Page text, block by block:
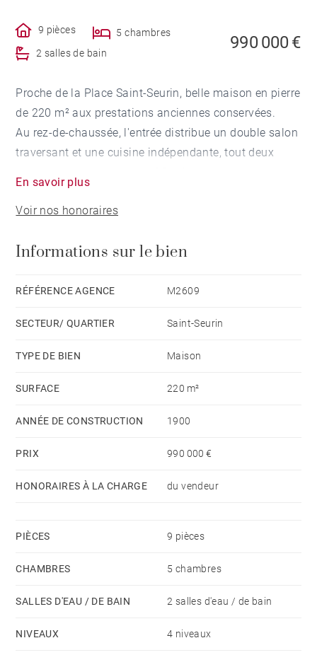
9 pièces
5 chambres
2 salles de bain
990 000 €
Proche de la Place Saint-Seurin, belle maison en pierre
de 220 m² aux prestations anciennes conservées.
Au rez-de-chaussée, l'entrée distribue un double salon
traversant et une cuisine indépendante, tout deux
Au 1er étage, trois grandes chambres, deux salles de
bain et un dressing.
de salle de jeux, un chambre avec un point d'eau et un
Une grande cave et deux places de stationnements
En savoir plus
Voir nos honoraires
Informations sur le bien
RÉFÉRENCE AGENCE M2609
SECTEUR/ QUARTIER Saint-Seurin
TYPE DE BIEN Maison
SURFACE 220 m²
ANNÉE DE CONSTRUCTION 1900
PRIX 990 000 €
HONORAIRES À LA CHARGE du vendeur
PIÈCES 9 pièces
CHAMBRES 5 chambres
SALLES D'EAU / DE BAIN 2 salles d'eau / de bain
NIVEAUX 4 niveaux